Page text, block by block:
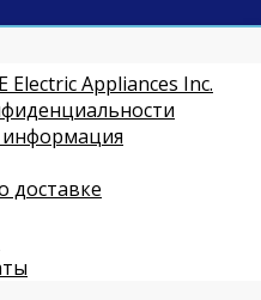
Electric Appliances Inc.
доставке